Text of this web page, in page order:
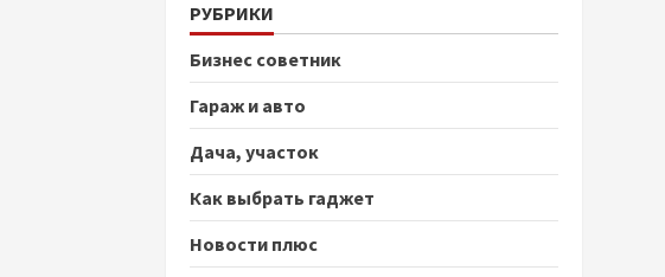
РУБРИКИ
Бизнес советник
Гараж и авто
Дача, участок
Как выбрать гаджет
Новости плюс